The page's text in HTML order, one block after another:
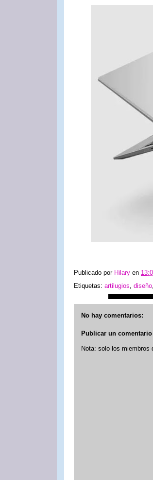
Publicado por Hilary en
Etiquetas: artilugios, diseño,
No hay comentarios:
Publicar un comentario
Nota: solo los miembros